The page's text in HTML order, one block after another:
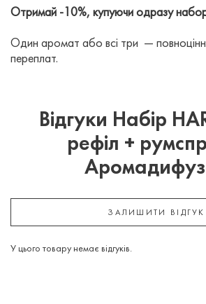
Отримай -10%, купуючи одразу
Один аромат або всі три —
переплат.
Відгуки Набір
рефіл +
ЗАЛИШИТИ ВІДГУК
У цього товару немає відгуків.